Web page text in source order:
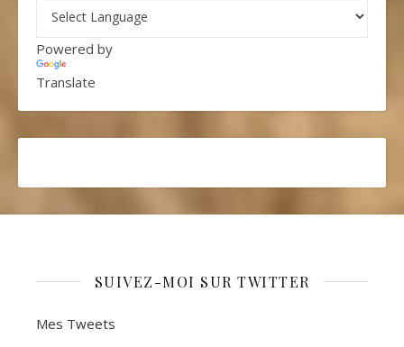
Powered by
Translate
SUIVEZ-MOI SUR TWITTER
Mes Tweets